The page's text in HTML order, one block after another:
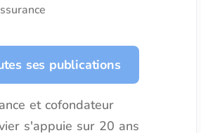
ses publications
et cofondateur
s'appuie sur 20 ans